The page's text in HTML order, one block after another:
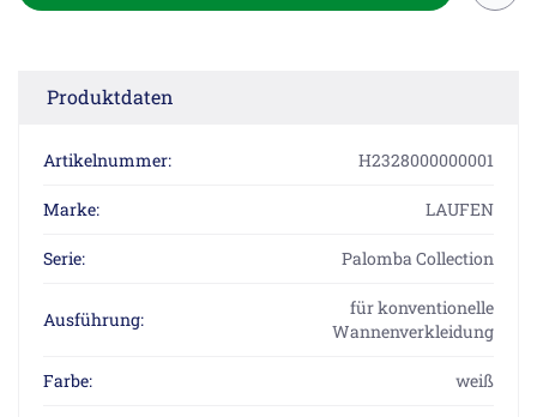
Produktdaten
Artikelnummer: H2328000000001
Marke: LAUFEN
Serie: Palomba Collection
Ausführung:
für konventionelle
Wannenverkleidung
Farbe: weiß